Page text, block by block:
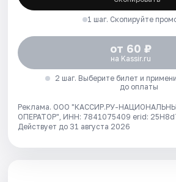
1 шаг. Скопируйте
от 60 ₽
на Kassir.ru
2 шаг. Выберите билет и
до оплаты
Реклама. ООО "КАССИР.РУ-
ОПЕРАТОР", ИНН: 7841075409 erid:
Действует до 31 августа 2026